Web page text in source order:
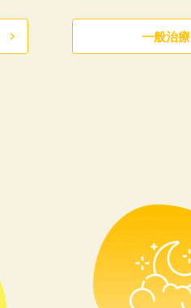
一般治療